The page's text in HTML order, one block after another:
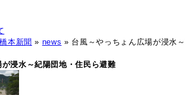
本新聞 » news » 台風～やっちょん広場が浸水
浸水～紀陽団地・住民ら避難